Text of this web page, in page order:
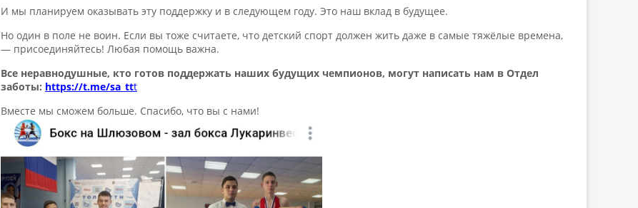
И мы планируем оказывать эту поддержку и в следующем году. Это наш вклад в будущее.
Но один в поле не воин. Если вы тоже считаете, что детский спорт должен жить даже в самые тяжёлые времена,
— присоединяйтесь! Любая помощь важна.
Все неравнодушные, кто готов поддержать наших будущих чемпионов, могут написать нам в Отдел
заботы: https://t.me/sa_ttt
Вместе мы сможем больше. Спасибо, что вы с нами!